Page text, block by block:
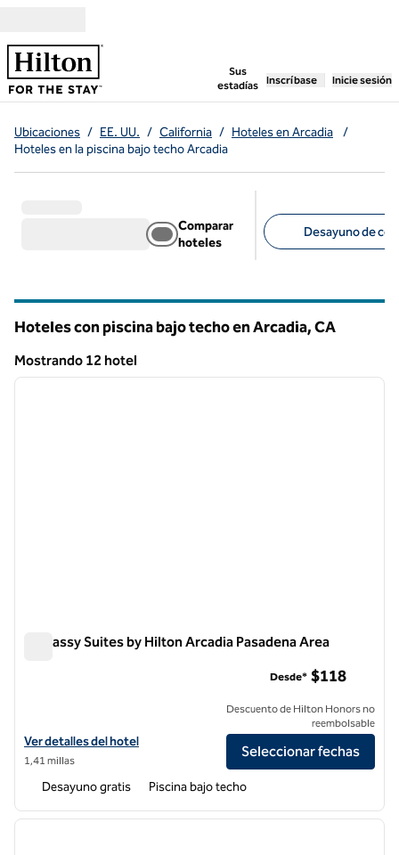
Sus
estadías
, abre una pestaña
Inscríbase Inicie sesión
Ubicaciones / EE. UU. / California / Hoteles en Arcadia
/
Hoteles en la piscina bajo techo Arcadia
Comparar
hoteles
Desayuno de
Hoteles con piscina bajo techo en Arcadia,CA
Mostrando 12 hotel
Mostrando 12 hotel
1 de 12
Embassy Suites by Hilton Arcadia Pasadena Area
Ver detalles del hotel Embassy Suites by Hilton Arcadia Pasadena
Ver detalles del hotel
1,41 millas
Desde* $118
Descuento de Hilton Honors no
reembolsable
Seleccionar fechas
Desayuno gratis Piscina bajo techo
1 de 11